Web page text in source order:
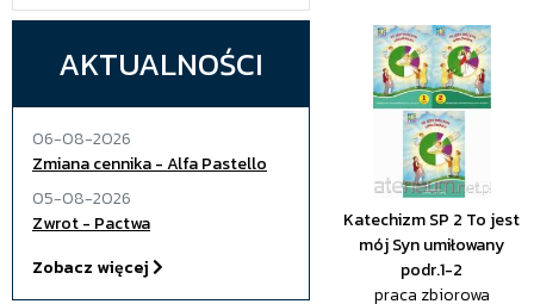
AKTUALNOŚCI
06-08-2026
Zmiana cennika - Alfa Pastello
05-08-2026
Zwrot - Pactwa
Zobacz więcej
Katechizm SP 2 To jest
mój Syn umiłowany
podr.1-2
praca zbiorowa